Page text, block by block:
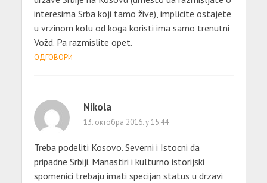
interesima Srba koji tamo žive), implicite ostajete
u vrzinom kolu od koga koristi ima samo trenutni
Vožd. Pa razmislite opet.
ОДГОВОРИ
Nikola
13. октобра 2016. у 15:44
Treba podeliti Kosovo. Severni i Istocni da
pripadne Srbiji. Manastiri i kulturno istorijski
spomenici trebaju imati specijan status u drzavi